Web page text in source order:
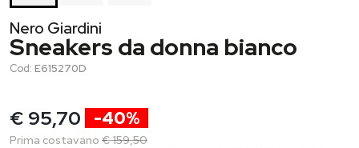
Nero Giardini
Sneakers da donna bianco
Cod: E615270D
€ 95,70 -40%
Prima costavano € 159,50